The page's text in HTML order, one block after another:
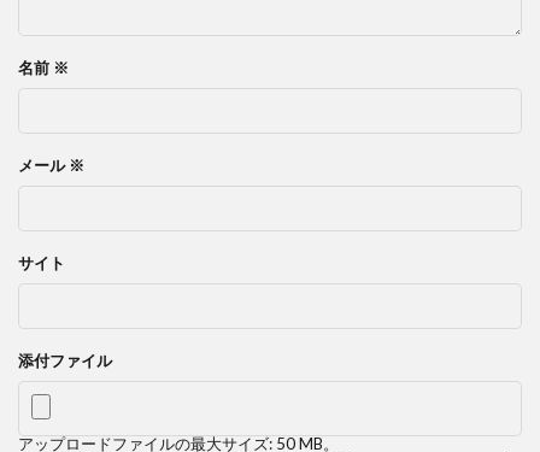
名前 ※
メール ※
サイト
添付ファイル
アップロードファイルの最大サイズ: 50 MB。